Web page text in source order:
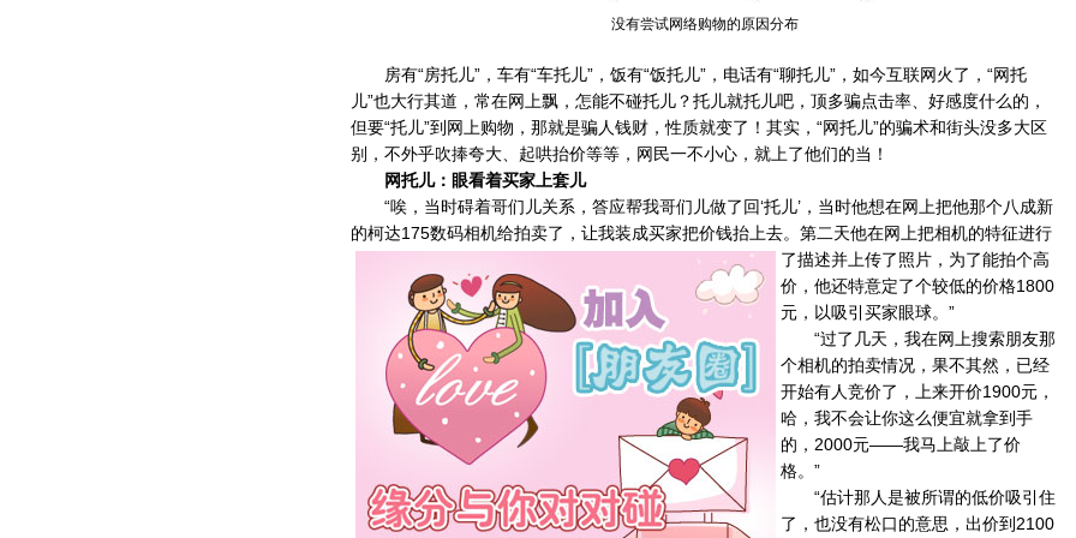
没有尝试网络购物的原因分布
房有“房托儿”，车有“车托儿”，饭有“饭托儿”，电话有“聊托儿”，如今互联网火了，“网托
儿”也大行其道，常在网上飘，怎能不碰托儿？托儿就托儿吧，顶多骗点击率、好感度什么的，
但要“托儿”到网上购物，那就是骗人钱财，性质就变了！其实，“网托儿”的骗术和街头没多大区
别，不外乎吹捧夸大、起哄抬价等等，网民一不小心，就上了他们的当！
网托儿：眼看着买家上套儿
“唉，当时碍着哥们儿关系，答应帮我哥们儿做了回‘托儿’，当时他想在网上把他那个八成新
的柯达175数码相机给拍卖了，让我装成买家把价钱抬上去。 第二天他在网上把相机的特征进行
了描述并上传了照片，为了能拍个高
价，他还特意定了个较低的价格1800
元，以吸引买家眼球。”
“过了几天，我在网上搜索朋友那
个相机的拍卖情况，果不其然，已经
开始有人竞价了，上来开价1900元，
哈，我不会让你这么便宜就拿到手
的，2000元——我马上敲上了价
格。”
“估计那人是被所谓的低价吸引住
了，也没有松口的意思，出价到2100